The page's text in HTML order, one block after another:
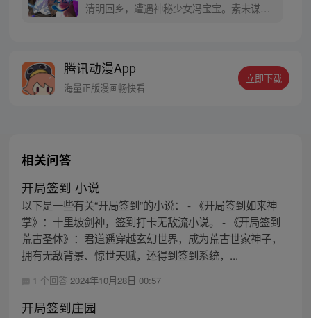
清明回乡，遭遇神秘少女冯宝宝。素未谋面
密，张楚岚的生活被彻底颠覆，与冯宝宝一
同踏上“异人”之旅。
腾讯动漫App
海量正版漫画畅快看
立即下载
相关问答
开局签到 小说
以下是一些有关“开局签到”的小说： - 《开局签到如来神
掌》：十里坡剑神，签到打卡无敌流小说。 - 《开局签到
荒古圣体》：君道遥穿越玄幻世界，成为荒古世家神子，
拥有无敌背景、惊世天赋，还得到签到系统，...
1 个回答 2024年10月28日 00:57
开局签到庄园